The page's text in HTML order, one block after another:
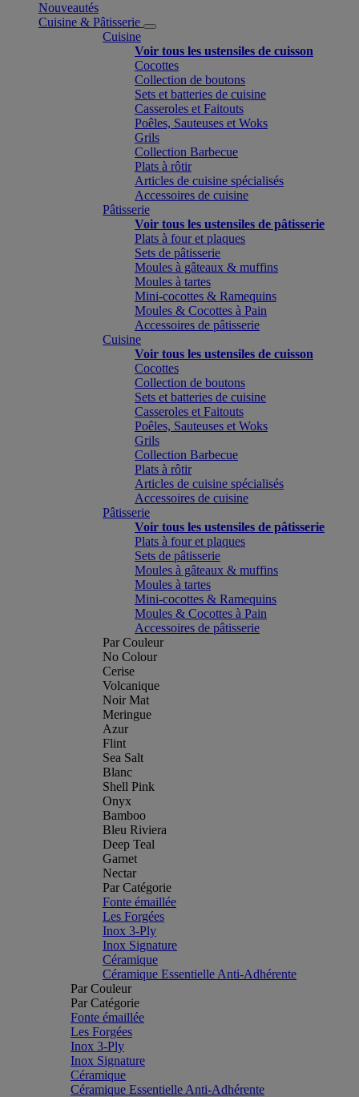
Nouveautés
Cuisine & Pâtisserie
Cuisine
Voir tous les ustensiles de cuisson
Cocottes
Collection de boutons
Sets et batteries de cuisine
Casseroles et Faitouts
Poêles, Sauteuses et Woks
Grils
Collection Barbecue
Plats à rôtir
Articles de cuisine spécialisés
Accessoires de cuisine
Pâtisserie
Voir tous les ustensiles de pâtisserie
Plats à four et plaques
Sets de pâtisserie
Moules à gâteaux & muffins
Moules à tartes
Mini-cocottes & Ramequins
Moules & Cocottes à Pain
Accessoires de pâtisserie
Cuisine
Voir tous les ustensiles de cuisson
Cocottes
Collection de boutons
Sets et batteries de cuisine
Casseroles et Faitouts
Poêles, Sauteuses et Woks
Grils
Collection Barbecue
Plats à rôtir
Articles de cuisine spécialisés
Accessoires de cuisine
Pâtisserie
Voir tous les ustensiles de pâtisserie
Plats à four et plaques
Sets de pâtisserie
Moules à gâteaux & muffins
Moules à tartes
Mini-cocottes & Ramequins
Moules & Cocottes à Pain
Accessoires de pâtisserie
Par Couleur
No Colour
Cerise
Volcanique
Noir Mat
Meringue
Azur
Flint
Sea Salt
Blanc
Shell Pink
Onyx
Bamboo
Bleu Riviera
Deep Teal
Garnet
Nectar
Par Catégorie
Fonte émaillée
Les Forgées
Inox 3-Ply
Inox Signature
Céramique
Céramique Essentielle Anti-Adhérente
Par Couleur
Par Catégorie
Fonte émaillée
Les Forgées
Inox 3-Ply
Inox Signature
Céramique
Céramique Essentielle Anti-Adhérente